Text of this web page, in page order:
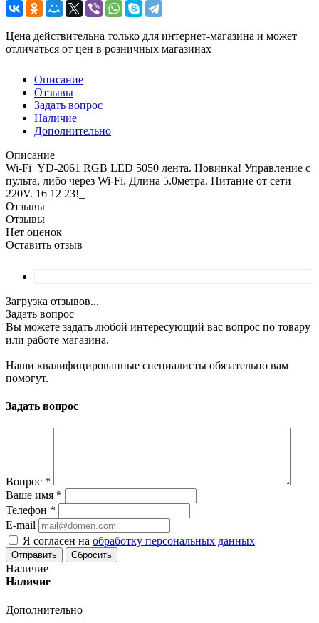
Цена действительна только для интернет-магазина и может
отличаться от цен в розничных магазинах
Описание
Отзывы
Задать вопрос
Наличие
Дополнительно
Описание
Wi-Fi YD-2061 RGB LED 5050 лента. Новинка! Управление с
пульта, либо через Wi-Fi. Длина 5.0метра. Питание от сети
220V. 16 12 23!_
Отзывы
Отзывы
Нет оценок
Оставить отзыв
Загрузка отзывов...
Задать вопрос
Вы можете задать любой интересующий вас вопрос по товару
или работе магазина.
Наши квалифицированные специалисты обязательно вам
помогут.
Задать вопрос
Вопрос *
Ваше имя *
Телефон *
E-mail
Я согласен на обработку персональных данных
Сбросить
Наличие
Наличие
Дополнительно